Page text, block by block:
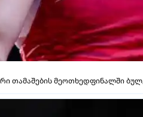
თამაშების მეოთხედფინალში